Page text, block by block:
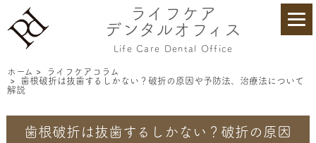
ライフケア
デンタルオフィス
Life Care Dental Office
ホーム >
ライフケアコラム
> 歯根破折は抜歯するしかない？破折の原因や予防法、治療法について
解説
歯根破折は抜歯するしかない？破折の原因